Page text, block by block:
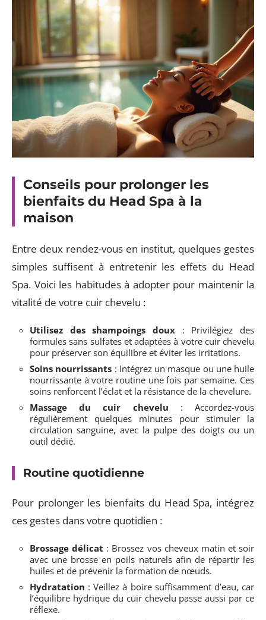
Conseils pour prolonger les
bienfaits du Head Spa à la
maison
Entre deux rendez-vous en institut, quelques gestes
simples suffisent à entretenir les effets du Head
Spa. Voici les habitudes à adopter pour maintenir la
vitalité de votre cuir chevelu :
Utilisez des shampoings doux : Privilégiez des
formules sans sulfates et adaptées à votre cuir chevelu
pour préserver son équilibre et éviter les irritations.
Soins nourrissants : Intégrez un masque ou une huile
nourrissante à votre routine une fois par semaine. Ces
soins renforcent l’éclat et la résistance de la chevelure.
Massage du cuir chevelu : Accordez-vous
régulièrement quelques minutes pour stimuler la
circulation sanguine, avec la pulpe des doigts ou un
outil dédié.
Routine quotidienne
Pour prolonger les bienfaits du Head Spa, intégrez
ces gestes dans votre quotidien :
Brossage délicat : Brossez vos cheveux matin et soir
avec une brosse en poils naturels afin de répartir les
huiles et de prévenir la formation de nœuds.
Hydratation : Veillez à boire suffisamment d’eau, car
l’équilibre hydrique du cuir chevelu passe aussi par ce
réflexe.